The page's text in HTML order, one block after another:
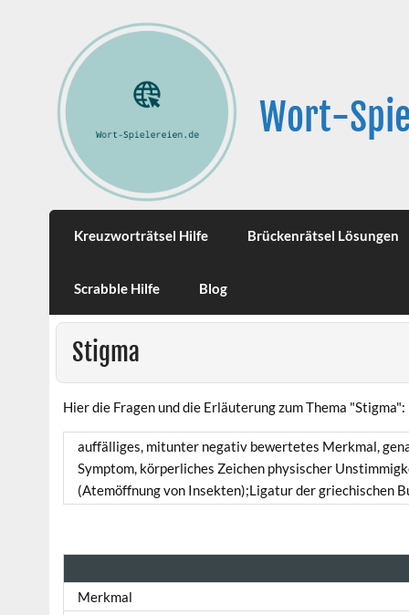
Wort-
Kreuzworträtsel Hilfe Brückenrätsel Lösungen
Scrabble Hilfe Blog
Stigma
Hier die Fragen und die Erläuterung zum Thema "Stigma":
auffälliges, mitunter negativ bewertetes Merkmal,
Symptom, körperliches Zeichen physischer
(Atemöffnung von Insekten);Ligatur der griechischen
Merkmal